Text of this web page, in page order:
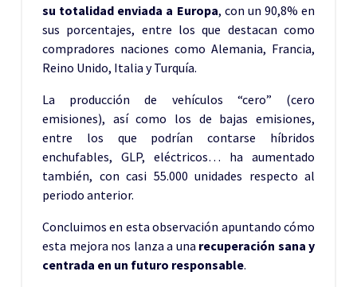
su totalidad enviada a Europa, con un 90,8% en
sus porcentajes, entre los que destacan como
compradores naciones como Alemania, Francia,
Reino Unido, Italia y Turquía.
La producción de vehículos “cero” (cero
emisiones), así como los de bajas emisiones,
entre los que podrían contarse híbridos
enchufables, GLP, eléctricos… ha aumentado
también, con casi 55.000 unidades respecto al
periodo anterior.
Concluimos en esta observación apuntando cómo
esta mejora nos lanza a una recuperación sana y
centrada en un futuro responsable.